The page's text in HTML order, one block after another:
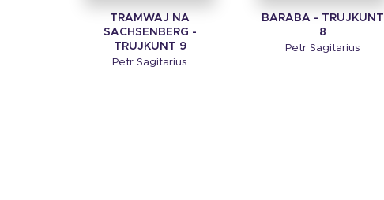
TRAMWAJ NA
SACHSENBERG -
TRUJKUNT 9
Petr Sagitarius
BARABA - TRUJKUNT
8
Petr Sagitarius